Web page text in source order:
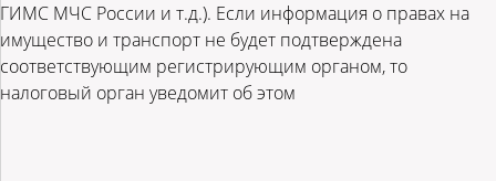
ГИМС МЧС России и т.д.). Если информация о правах на
имущество и транспорт не будет подтверждена
соответствующим регистрирующим органом, то
налоговый орган уведомит об этом